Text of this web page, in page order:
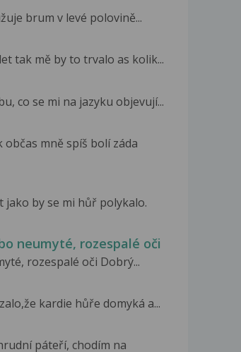
brum v levé polovině...
tak mě by to trvalo as kolik...
co se mi na jazyku objevují...
mně spíš bolí záda
jako by se mi hůř polykalo.
neumyté, rozespalé oči
rozespalé oči Dobrý...
kardie hůře domyká a...
páteří, chodím na